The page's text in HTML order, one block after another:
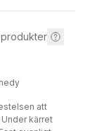
produkter
att
kärret